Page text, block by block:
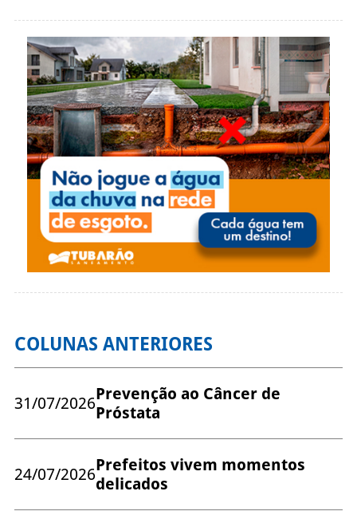
COLUNAS ANTERIORES
31/07/2026Prevenção ao Câncer de
Próstata
24/07/2026Prefeitos vivem momentos
delicados